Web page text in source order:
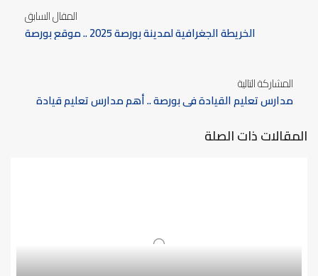
المقال السابق
الخريطة الجغرافية لمدينة بورصة 2025 .. موقع بورصة
المشاركة التالية
مدارس تعليم القيادة في بورصة .. أهم مدارس تعليم قيادة
المقالات ذات الصلة